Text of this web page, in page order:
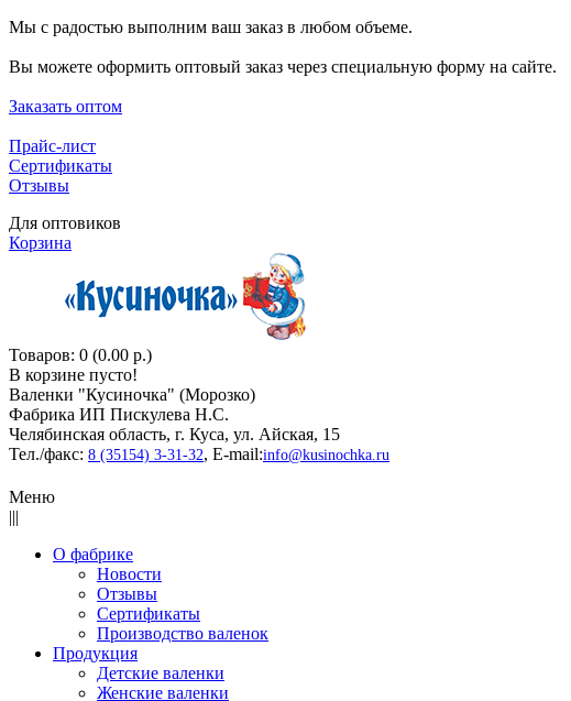
Мы с радостью выполним ваш заказ в любом объеме.
Вы можете оформить оптовый заказ через специальную форму на сайте.
Заказать оптом
Прайс-лист
Сертификаты
Отзывы
Для оптовиков
Корзина
Товаров: 0 (0.00 р.)
В корзине пусто!
Валенки "Кусиночкa" (Морозко)
Фабрика ИП Пискулева Н.С.
Челябинская область, г. Куса, ул. Айская, 15
Тел./факс: 8 (35154) 3-31-32, E-mail:info@kusinochka.ru
Меню
|||
О фабрике
Новости
Отзывы
Сертификаты
Производство валенок
Продукция
Детские валенки
Женские валенки